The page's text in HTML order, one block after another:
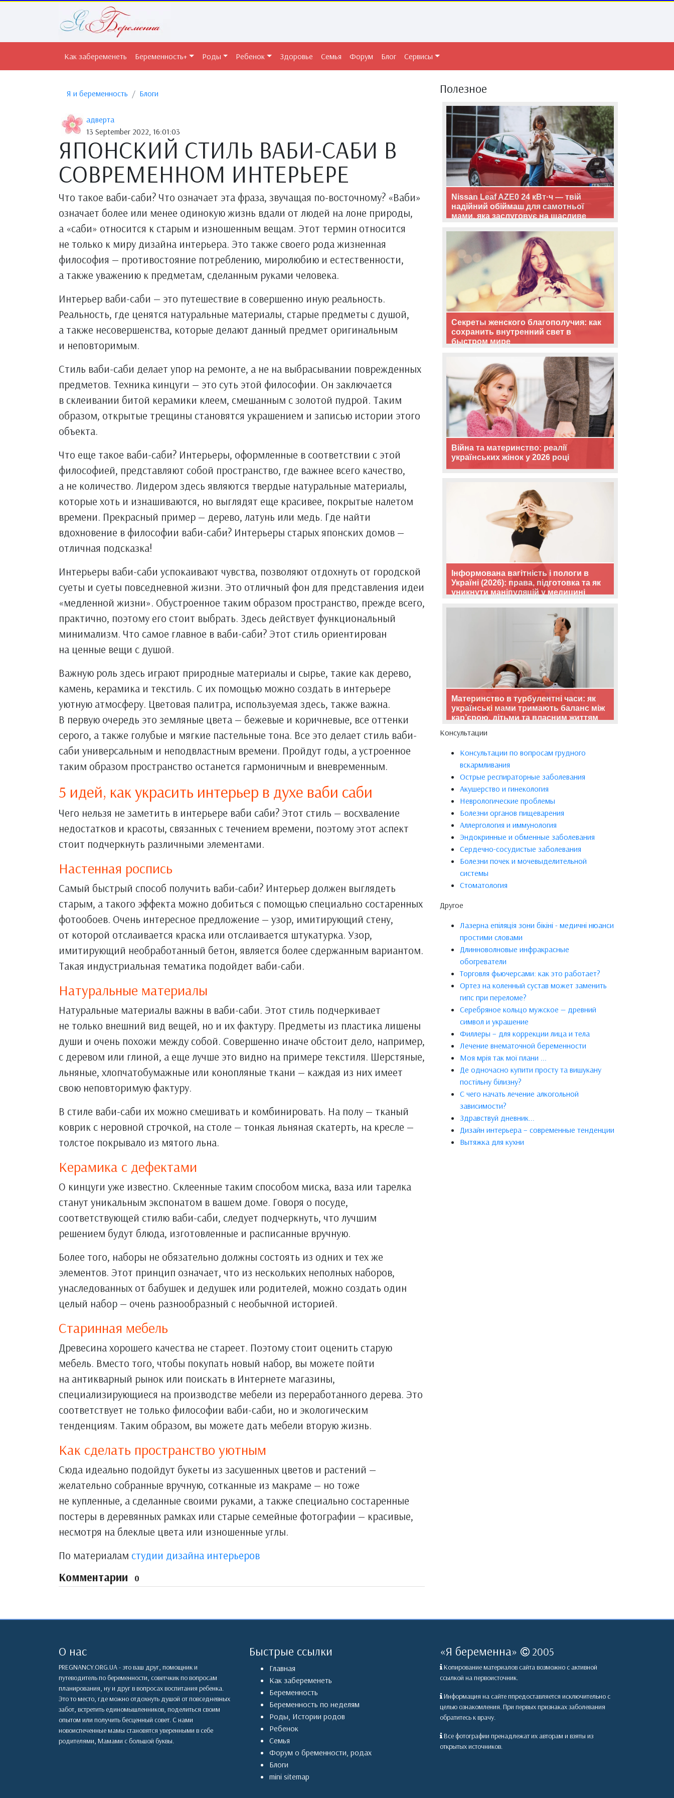
Как забеременеть Беременность+ Роды Ребенок Здоровье Семья Форум Блог Сервисы
Я и беременность Блоги
адверта
13 September 2022, 16:01:03
ЯПОНСКИЙ СТИЛЬ ВАБИ-САБИ В
СОВРЕМЕННОМ ИНТЕРЬЕРЕ
Что такое ваби-саби? Что означает эта фраза, звучащая по-восточному? «Ваби»
означает более или менее одинокую жизнь вдали от людей на лоне природы,
а «саби» относится к старым и изношенным вещам. Этот термин относится
не только к миру дизайна интерьера. Это также своего рода жизненная
философия — противостояние потреблению, миролюбию и естественности,
а также уважению к предметам, сделанным руками человека.
Интерьер ваби-саби — это путешествие в совершенно иную реальность.
Реальность, где ценятся натуральные материалы, старые предметы с душой,
а также несовершенства, которые делают данный предмет оригинальным
и неповторимым.
Стиль ваби-саби делает упор на ремонте, а не на выбрасывании поврежденных
предметов. Техника кинцуги — это суть этой философии. Он заключается
в склеивании битой керамики клеем, смешанным с золотой пудрой. Таким
образом, открытые трещины становятся украшением и записью истории этого
объекта.
Что еще такое ваби-саби? Интерьеры, оформленные в соответствии с этой
философией, представляют собой пространство, где важнее всего качество,
а не количество. Лидером здесь являются твердые натуральные материалы,
которые хоть и изнашиваются, но выглядят еще красивее, покрытые налетом
времени. Прекрасный пример — дерево, латунь или медь. Где найти
вдохновение в философии ваби-саби? Интерьеры старых японских домов —
отличная подсказка!
Интерьеры ваби-саби успокаивают чувства, позволяют отдохнуть от городской
суеты и суеты повседневной жизни. Это отличный фон для представления идеи
«медленной жизни». Обустроенное таким образом пространство, прежде всего,
практично, поэтому его стоит выбрать. Здесь действует функциональный
минимализм. Что самое главное в ваби-саби? Этот стиль ориентирован
на ценные вещи с душой.
Важную роль здесь играют природные материалы и сырье, такие как дерево,
камень, керамика и текстиль. С их помощью можно создать в интерьере
уютную атмосферу. Цветовая палитра, используемая здесь, также важна.
В первую очередь это земляные цвета — бежевые и коричневые, все оттенки
серого, а также голубые и мягкие пастельные тона. Все это делает стиль ваби-
саби универсальным и неподвластным времени. Пройдут годы, а устроенное
таким образом пространство останется гармоничным и вневременным.
5 идей, как украсить интерьер в духе ваби саби
Чего нельзя не заметить в интерьере ваби саби? Этот стиль — восхваление
недостатков и красоты, связанных с течением времени, поэтому этот аспект
стоит подчеркнуть различными элементами.
Настенная роспись
Самый быстрый способ получить ваби-саби? Интерьер должен выглядеть
старым, а такого эффекта можно добиться с помощью специально состаренных
фотообоев. Очень интересное предложение — узор, имитирующий стену,
от которой отслаивается краска или отслаивается штукатурка. Узор,
имитирующий необработанный бетон, является более сдержанным вариантом.
Такая индустриальная тематика подойдет ваби-саби.
Натуральные материалы
Натуральные материалы важны в ваби-саби. Этот стиль подчеркивает
не только внешний вид вещей, но и их фактуру. Предметы из пластика лишены
души и очень похожи между собой. Совершенно иначе обстоит дело, например,
с деревом или глиной, а еще лучше это видно на примере текстиля. Шерстяные,
льняные, хлопчатобумажные или конопляные ткани — каждая из них имеет
свою неповторимую фактуру.
В стиле ваби-саби их можно смешивать и комбинировать. На полу — тканый
коврик с неровной строчкой, на столе — тонкая льняная скатерть, на кресле —
толстое покрывало из мятого льна.
Керамика с дефектами
О кинцуги уже известно. Склеенные таким способом миска, ваза или тарелка
станут уникальным экспонатом в вашем доме. Говоря о посуде,
соответствующей стилю ваби-саби, следует подчеркнуть, что лучшим
решением будут блюда, изготовленные и расписанные вручную.
Более того, наборы не обязательно должны состоять из одних и тех же
элементов. Этот принцип означает, что из нескольких неполных наборов,
унаследованных от бабушек и дедушек или родителей, можно создать один
целый набор — очень разнообразный с необычной историей.
Старинная мебель
Древесина хорошего качества не стареет. Поэтому стоит оценить старую
мебель. Вместо того, чтобы покупать новый набор, вы можете пойти
на антикварный рынок или поискать в Интернете магазины,
специализирующиеся на производстве мебели из переработанного дерева. Это
соответствует не только философии ваби-саби, но и экологическим
тенденциям. Таким образом, вы можете дать мебели вторую жизнь.
Как сделать пространство уютным
Сюда идеально подойдут букеты из засушенных цветов и растений —
желательно собранные вручную, сотканные из макраме — но тоже
не купленные, а сделанные своими руками, а также специально состаренные
постеры в деревянных рамках или старые семейные фотографии — красивые,
несмотря на блеклые цвета или изношенные углы.
По материалам студии дизайна интерьеров
Комментарии 0
Полезное
Nissan Leaf AZE0 24 кВт·ч — твій
надійний обіймаш для самотньої
мами, яка заслуговує на щасливе
Секреты женского благополучия: как
сохранить внутренний свет в
быстром мире
Війна та материнство: реалії
українських жінок у 2026 році
Інформована вагітність і пологи в
Україні (2026): права, підготовка та як
уникнути маніпуляцій у медицині
Материнство в турбулентні часи: як
українські мами тримають баланс між
кар’єрою, дітьми та власним життям
Консультации
Консультации по вопросам грудного
вскармливания
Острые респираторные заболевания
Акушерство и гинекология
Неврологические проблемы
Болезни органов пищеварения
Аллергология и иммунология
Эндокринные и обменные заболевания
Сердечно-сосудистые заболевания
Болезни почек и мочевыделительной
системы
Стоматология
Другое
Лазерна епіляція зони бікіні - медичні нюанси
простими словами
Длинноволновые инфракрасные
обогреватели
Торговля фьючерсами: как это работает?
Ортез на коленный сустав может заменить
гипс при переломе?
Серебряное кольцо мужское — древний
символ и украшение
Филлеры – для коррекции лица и тела
Лечение внематочной беременности
Моя мрія так мої плани ...
Де одночасно купити просту та вишукану
постільну білизну?
С чего начать лечение алкогольной
зависимости?
Здравствуй дневник...
Дизайн интерьера – современные тенденции
Вытяжка для кухни
О нас
PREGNANCY.ORG.UA - это ваш друг, помощник и
путеводитель по беременности, советчкик по вопросам
планирования, ну и друг в вопросах воспитания ребенка.
Это то место, где можно отдохнуть душой от повседневных
забот, встретить единомышленников, поделиться своим
опытом или получить бесценный совет. С нами
новоиспеченные мамы становятся уверенными в себе
родителями, Мамами с большой буквы.
Быстрые ссылки
Главная
Как забеременеть
Беременность
Беременность по неделям
Роды, Истории родов
Ребенок
Семья
Форум о бременности, родах
Блоги
mini sitemap
«Я беременна» 2005
Копирование материалов сайта возможно с активной
ссылкой на первоисточник.
Информация на сайте ппредоставляется исключительно с
целью ознакомления. При первых признаках заболевания
обратитесь к врачу.
Все фотографии пренадлежат их авторам и взяты из
открытых источников.